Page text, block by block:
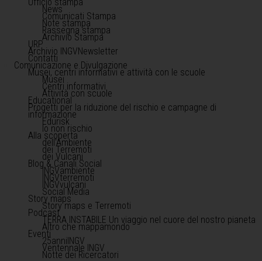
News
Comunicati Stampa
Note stampa
Rassegna stampa
Archivio Stampa
URP
Archivio INGVNewsletter
Contatti
Comunicazione e Divulgazione
Musei, centri informativi e attività con le scuole
Musei
Centri informativi
Attività con scuole
Educational
Progetti per la riduzione del rischio e campagne di
informazione
Edurisk
Io non rischio
Alla scoperta
dell'Ambiente
dei Terremoti
dei Vulcani
Blog & Canali Social
INGVambiente
INGVterremoti
INGVvulcani
Social Media
Story maps
Story maps e Terremoti
Podcast
TERRA INSTABILE Un viaggio nel cuore del nostro pianeta
Altro che mappamondo
Eventi
25anniINGV
Ventennale INGV
Notte dei Ricercatori